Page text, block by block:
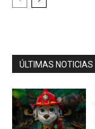
ÚLTIMAS NOTICIAS